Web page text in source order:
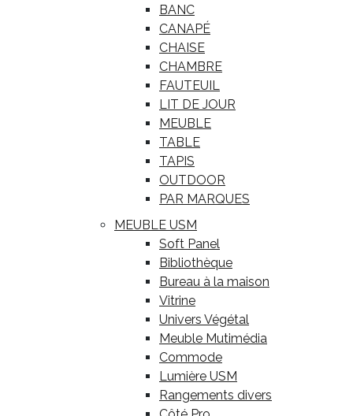
BANC
CANAPÉ
CHAISE
CHAMBRE
FAUTEUIL
LIT DE JOUR
MEUBLE
TABLE
TAPIS
OUTDOOR
PAR MARQUES
MEUBLE USM
Soft Panel
Bibliothèque
Bureau à la maison
Vitrine
Univers Végétal
Meuble Mutimédia
Commode
Lumière USM
Rangements divers